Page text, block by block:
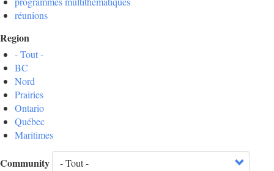
réunions
Region
- Tout -
BC
Nord
Prairies
Ontario
Québec
Maritimes
Community